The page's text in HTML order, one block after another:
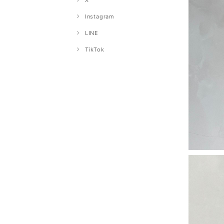
Instagram
LINE
TikTok